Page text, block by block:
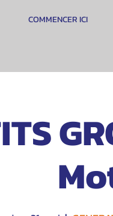
COMMENCER ICI